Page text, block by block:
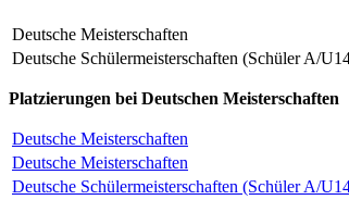
Deutsche Meisterschaften
Deutsche Schülermeisterschaften (Schüler A/
Platzierungen bei Deutschen Meisterschaften
Deutsche Meisterschaften
Deutsche Meisterschaften
Deutsche Schülermeisterschaften (Schüler A/